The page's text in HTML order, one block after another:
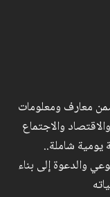
معارف ومعلومات
والاجتماع
يومية شاملة..
والدعوة إلى بناء